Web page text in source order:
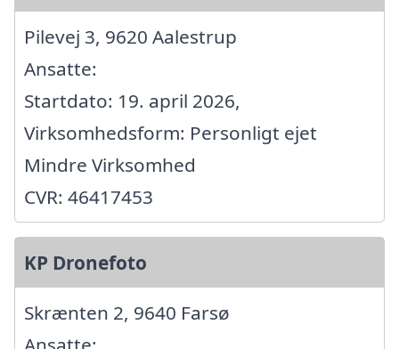
Pilevej 3, 9620 Aalestrup
Ansatte:
Startdato: 19. april 2026,
Virksomhedsform: Personligt ejet
Mindre Virksomhed
CVR: 46417453
KP Dronefoto
Skrænten 2, 9640 Farsø